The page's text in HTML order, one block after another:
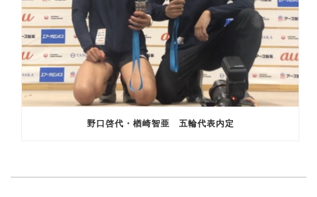
野口啓代・楢崎智亜 五輪代表内定